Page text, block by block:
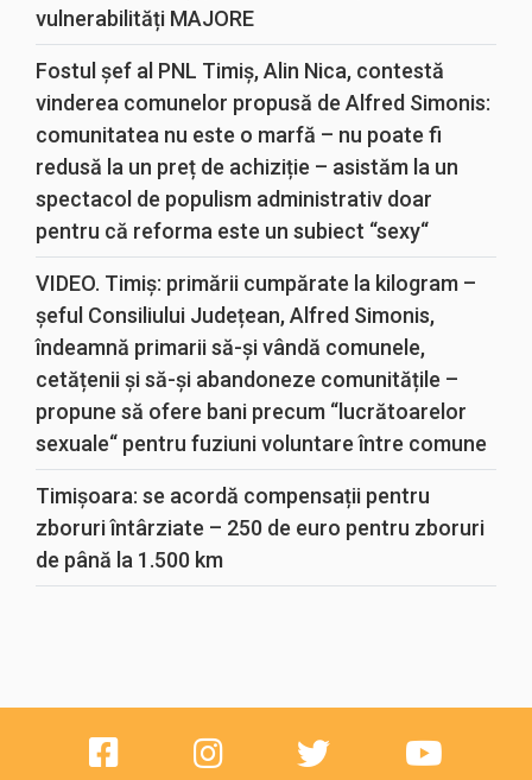
vulnerabilități MAJORE
Fostul șef al PNL Timiș, Alin Nica, contestă
vinderea comunelor propusă de Alfred Simonis:
comunitatea nu este o marfă – nu poate fi
redusă la un preț de achiziție – asistăm la un
spectacol de populism administrativ doar
pentru că reforma este un subiect “sexy“
VIDEO. Timiș: primării cumpărate la kilogram –
șeful Consiliului Județean, Alfred Simonis,
îndeamnă primarii să-și vândă comunele,
cetățenii și să-și abandoneze comunitățile –
propune să ofere bani precum “lucrătoarelor
sexuale“ pentru fuziuni voluntare între comune
Timișoara: se acordă compensații pentru
zboruri întârziate – 250 de euro pentru zboruri
de până la 1.500 km